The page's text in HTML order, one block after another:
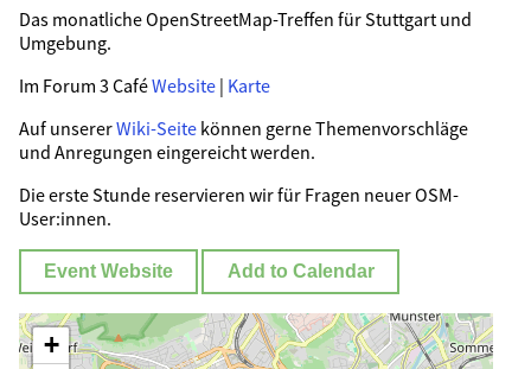
Das monatliche OpenStreetMap-Treffen für Stuttgart und
Umgebung.
Im Forum 3 CaféWebsite | Karte
Auf unsererWiki-Seite können gerne Themenvorschläge
und Anregungen eingereicht werden.
Die erste Stunde reservieren wir für Fragen neuer OSM-
User:innen.
Event Website Add to Calendar
+